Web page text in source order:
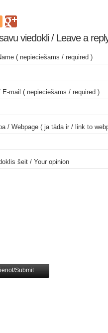
viedokli / Leave a
( nepieciešams / required )
E-mail ( nepieciešams / required )
/ Webpage ( ja tāda ir / link to
šeit / Your opinion